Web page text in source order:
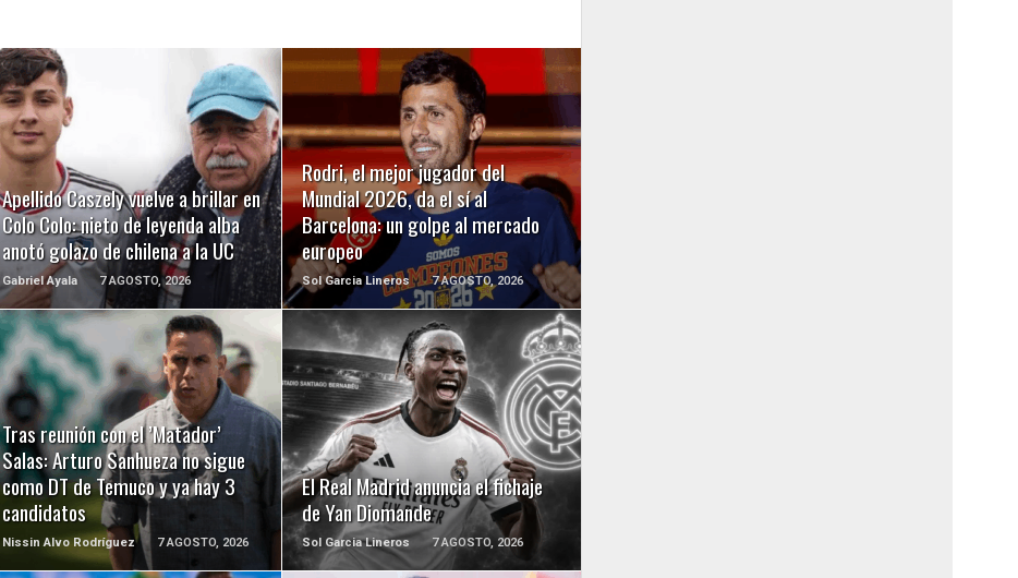
Apellido Caszely vuelve a brillar en
Colo Colo: nieto de leyenda alba
anotó golazo de chilena a la UC
Gabriel Ayala 7 AGOSTO, 2026
LEER MÁS
Rodri, el mejor jugador del
Mundial 2026, da el sí al
Barcelona: un golpe al mercado
europeo
Sol Garcia Lineros 7 AGOSTO, 2026
LEER MÁS
Tras reunión con el ’Matador’
Salas: Arturo Sanhueza no sigue
como DT de Temuco y ya hay 3
candidatos
Nissin Alvo Rodríguez 7 AGOSTO, 2026
LEER MÁS
El Real Madrid anuncia el fichaje
de Yan Diomande
Sol Garcia Lineros 7 AGOSTO, 2026
LEER MÁS